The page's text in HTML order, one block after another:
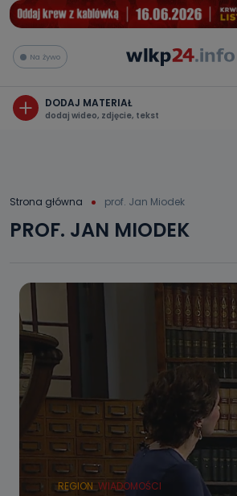
Na żywo
DODAJ MATERIAŁ
dodaj wideo, zdjęcie, tekst
Strona główna prof. Jan Miodek
PROF. JAN MIODEK
REGION WIADOMOŚCI